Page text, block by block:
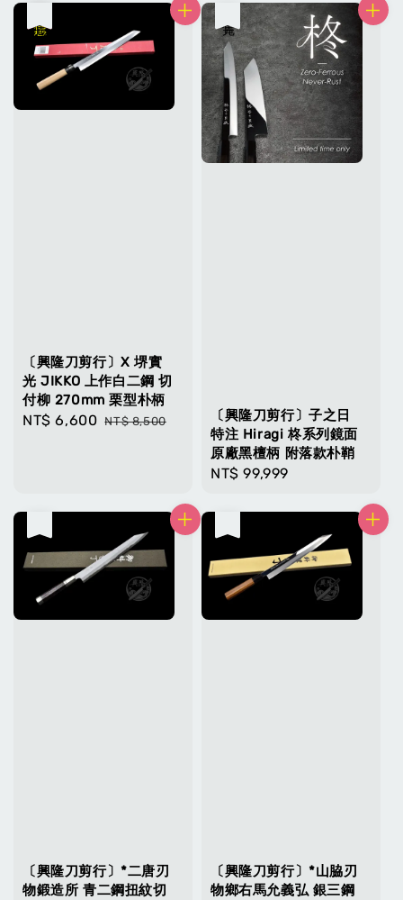
〔興隆刀剪行〕X 堺實
光 JIKKO 上作白二鋼 切
付柳 270mm 栗型朴柄
Sale
NT$ 6,600 Regular
NT$ 8,500
〔興隆刀剪行〕子之日
特注 Hiragi 柊系列鏡面
原廠黑檀柄 附落款朴鞘
Regular
NT$ 99,999
〔興隆刀剪行〕*二唐刃
物鍛造所 青二鋼扭紋切
〔興隆刀剪行〕*山脇刃
物鄉右馬允義弘 銀三鋼